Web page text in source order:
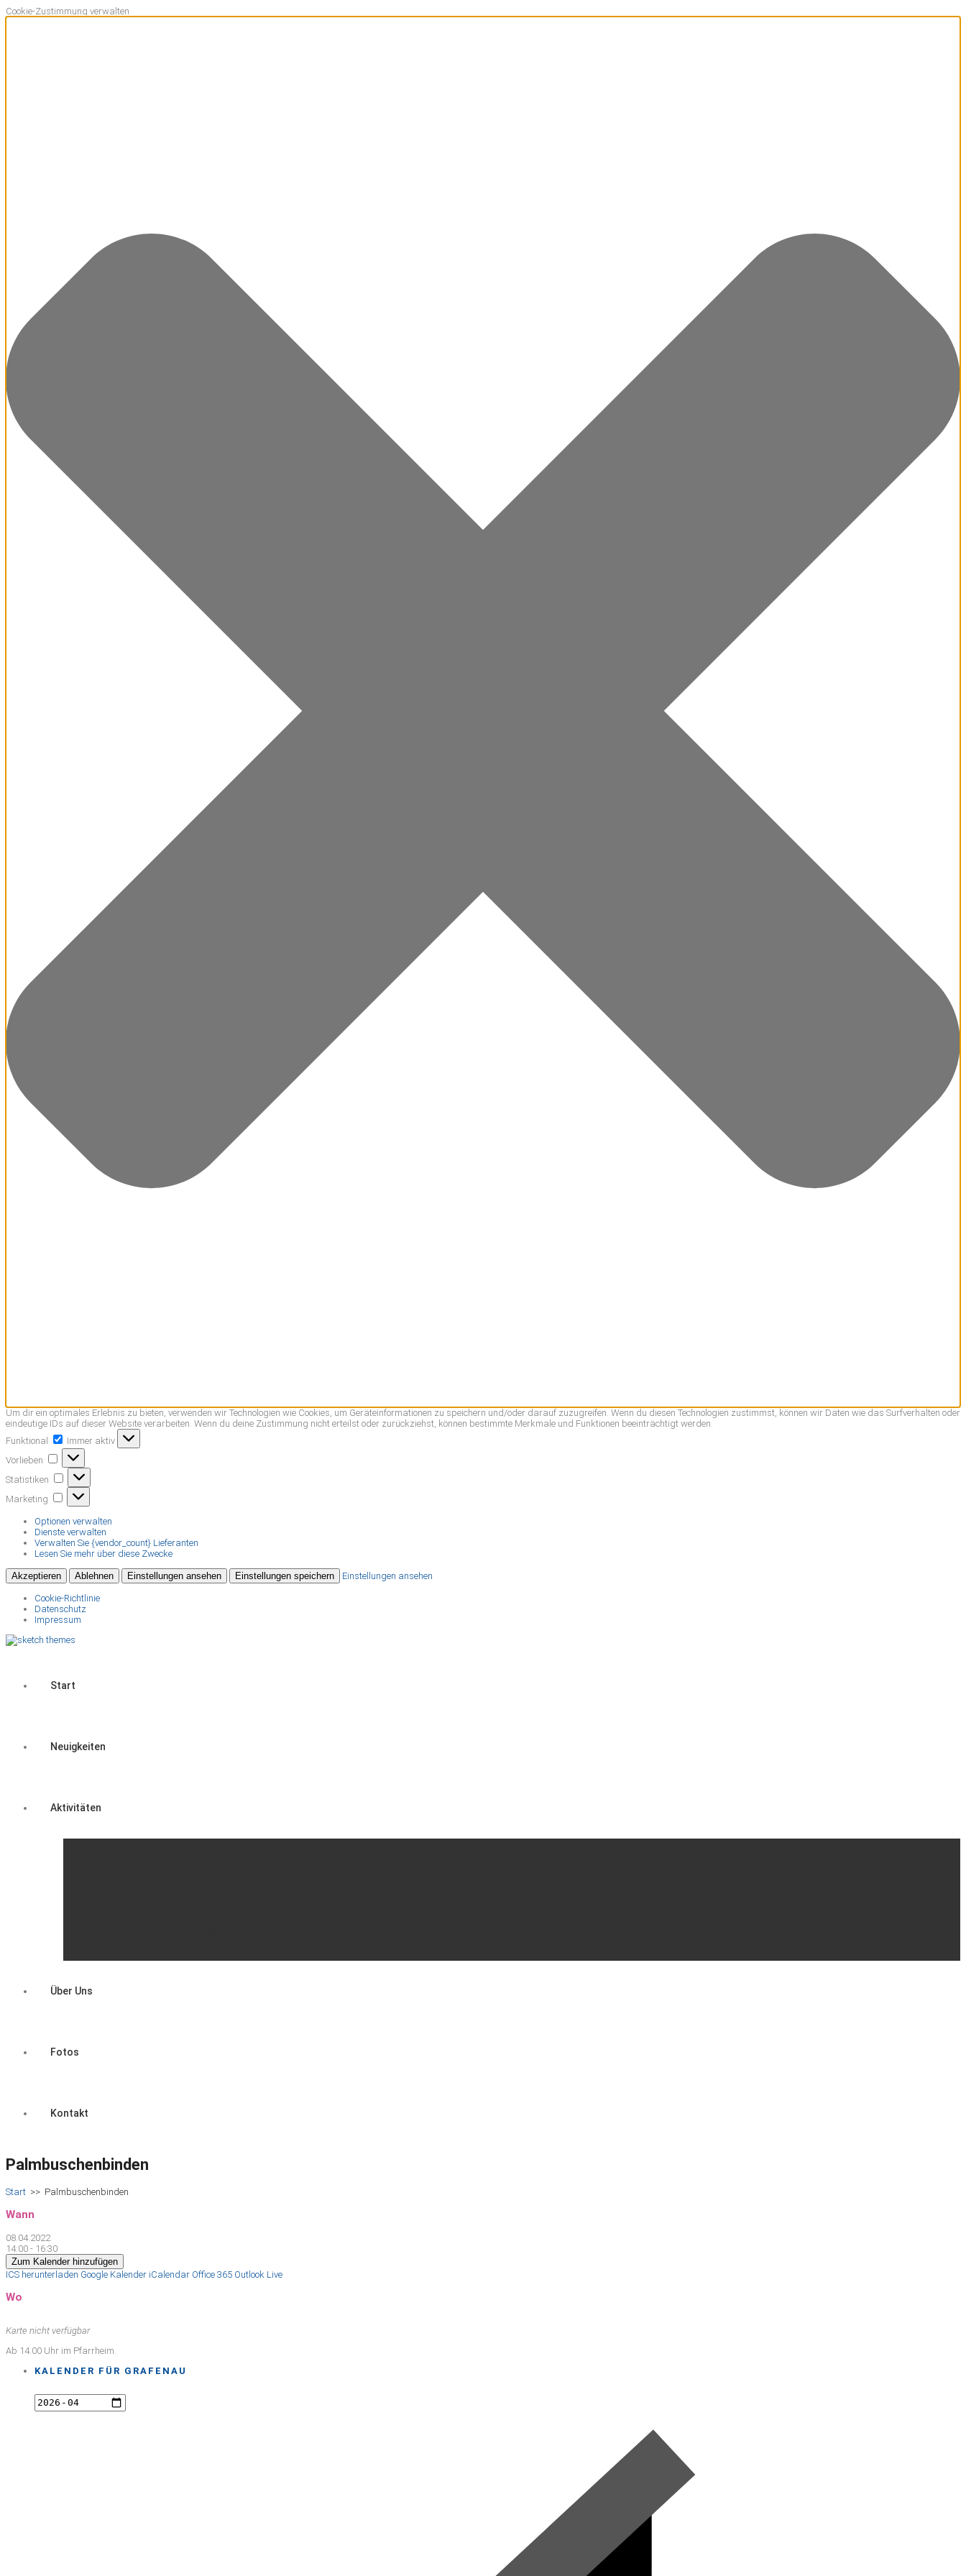
Cookie-Zustimmung verwalten
Um dir ein optimales Erlebnis zu bieten, verwenden wir Technologien wie Cookies, um Geräteinformationen zu speichern und/oder darauf zuzugreifen. Wenn du diesen Technologien zustimmst, können wir Daten wie das Surfverhalten oder
eindeutige IDs auf dieser Website verarbeiten. Wenn du deine Zustimmung nicht erteilst oder zurückziehst, können bestimmte Merkmale und Funktionen beeinträchtigt werden.
Funktional
Immer aktiv
Vorlieben
Vorlieben
Statistiken
Statistiken
Marketing
Marketing
Optionen verwalten
Dienste verwalten
Verwalten Sie {vendor_count} Lieferanten
Lesen Sie mehr über diese Zwecke
Akzeptieren Ablehnen Einstellungen ansehen Einstellungen speichern Einstellungen ansehen
Cookie-Richtlinie
Datenschutz
Impressum
Start
Neuigkeiten
Aktivitäten
Über Uns
Fotos
Kontakt
Palmbuschenbinden
Start >> Palmbuschenbinden
Wann
08.04.2022
14:00 - 16:30
Zum Kalender hinzufügen
ICS herunterladen Google Kalender iCalendar Office 365 Outlook Live
Wo
Karte nicht verfügbar
Ab 14.00 Uhr im Pfarrheim.
KALENDER FÜR GRAFENAU